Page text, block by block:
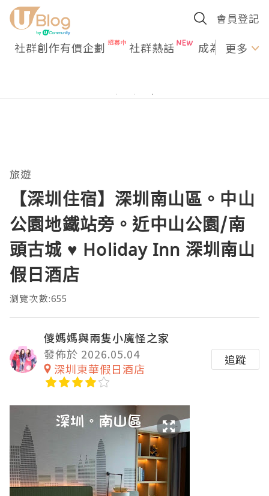
會員登記
社群創作有價企劃 社群熱話 成為U更多
旅遊
【深圳住宿】深圳南山區。中山
公園地鐵站旁。近中山公園/南
頭古城 ♥ Holiday Inn 深圳南山
假日酒店
瀏覽次數:655
儍媽媽與兩隻小魔怪之家
發佈於 2026.05.04
深圳東華假日酒店
追蹤